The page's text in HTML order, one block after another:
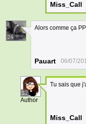
Miss_Call
24
Alors comme ça
Pauart 06/07/
32
Author
Tu sais que
Miss_Call